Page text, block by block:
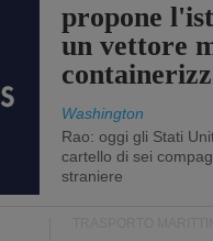
propone
un vettore
Washington
Rao: oggi gli Stati
cartello di sei
straniere